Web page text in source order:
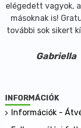
elégedett vagyok,
másoknak is!
további sok sikert
Gabriella
INFORMÁCIÓK
Információk -